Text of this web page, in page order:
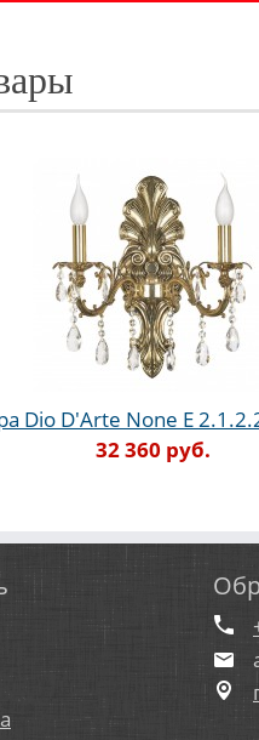
Dio D'Arte None E
32 360 руб.